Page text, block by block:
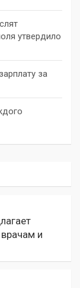
утвердило
за
и